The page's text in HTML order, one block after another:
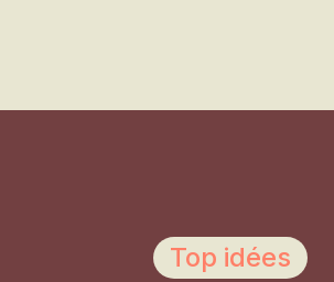
Top idées